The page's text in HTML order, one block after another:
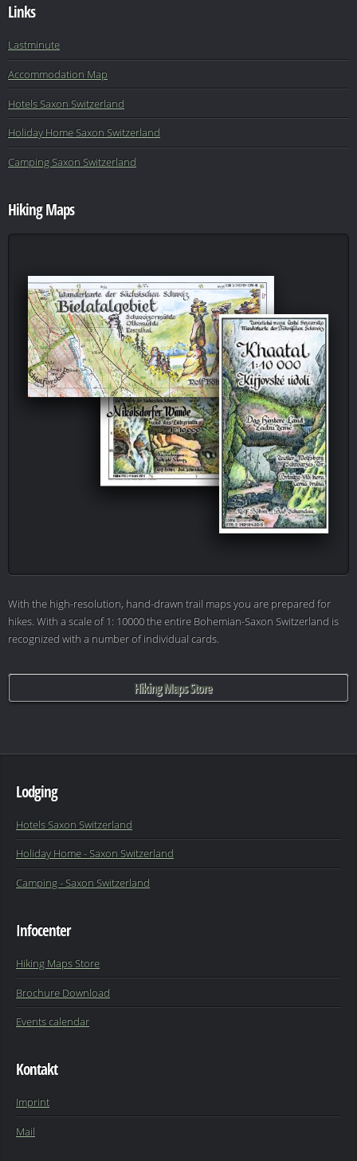
Links
Lastminute
Accommodation Map
Hotels Saxon Switzerland
Holiday Home Saxon Switzerland
Camping Saxon Switzerland
Hiking Maps
With the high-resolution, hand-drawn trail maps you are prepared for
hikes. With a scale of 1: 10000 the entire Bohemian-Saxon Switzerland is
recognized with a number of individual cards.
Hiking Maps Store
Lodging
Hotels Saxon Switzerland
Holiday Home - Saxon Switzerland
Camping - Saxon Switzerland
Infocenter
Hiking Maps Store
Brochure Download
Events calendar
Kontakt
Imprint
Mail